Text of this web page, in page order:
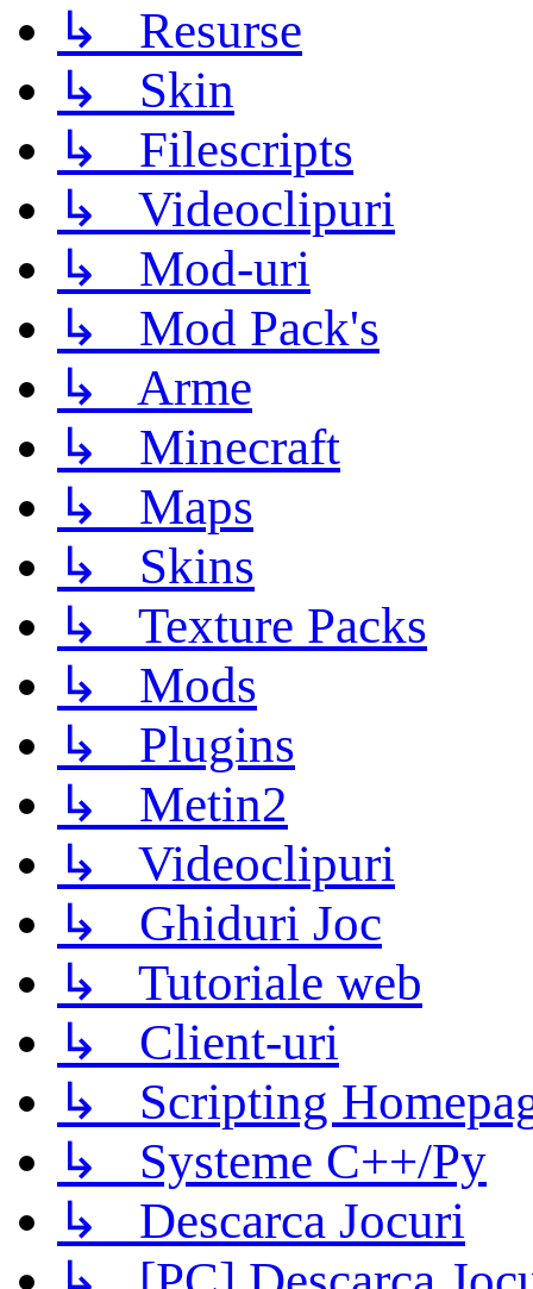
↳ Resurse
↳ Skin
↳ Filescripts
↳ Videoclipuri
↳ Mod-uri
↳ Mod Pack's
↳ Arme
↳ Minecraft
↳ Maps
↳ Skins
↳ Texture Packs
↳ Mods
↳ Plugins
↳ Metin2
↳ Videoclipuri
↳ Ghiduri Joc
↳ Tutoriale web
↳ Client-uri
↳ Scripting
↳ Systeme C++/Py
↳ Descarca Jocuri